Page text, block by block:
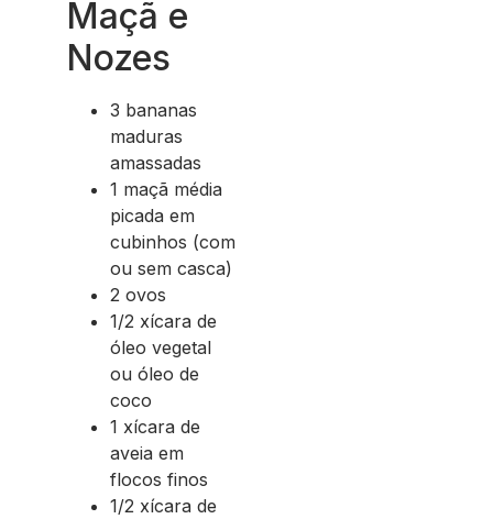
Maçã e
Nozes
3 bananas
maduras
amassadas
1 maçã média
picada em
cubinhos (com
ou sem casca)
2 ovos
1/2 xícara de
óleo vegetal
ou óleo de
coco
1 xícara de
aveia em
flocos finos
1/2 xícara de